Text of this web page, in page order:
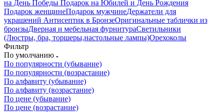
на День Победы Подарок на Юбилей и День Рождения
Подарок женщинеПодарок мужчинеДержатели для
украшений Антисептик в БронзеОригинальные таблички из
бронзыДверная и мебельная фурнитураСветильники
(Люстры, бра, торшеры,настольные лампы)Орехоколы
Фильтр
По умолчанию
По популярности (убывание)
По популярности (возрастание)
По алфавиту (убывание)
По алфавиту (возрастание)
По цене (убывание)
По цене (возрастание)